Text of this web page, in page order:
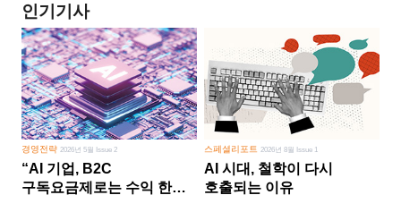
인기기사
경영전략2026년 5월 Issue 2
“AI 기업, B2C
구독요금제로는 수익 한계
스페셜리포트 2026년 8월 Issue 1
AI 시대, 철학이 다시
호출되는 이유